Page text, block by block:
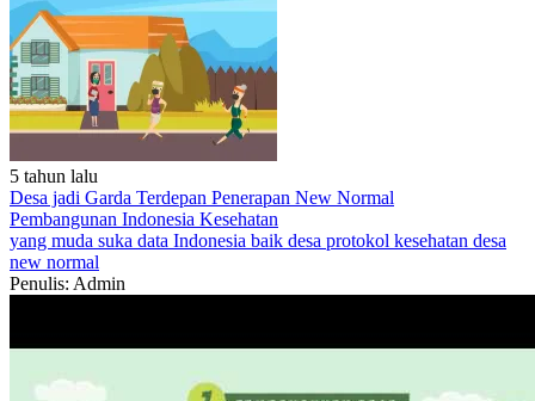
5 tahun lalu
Desa jadi Garda Terdepan Penerapan New Normal
Pembangunan Indonesia Kesehatan
yang muda suka data Indonesia baik desa protokol kesehatan desa
new normal
Penulis: Admin